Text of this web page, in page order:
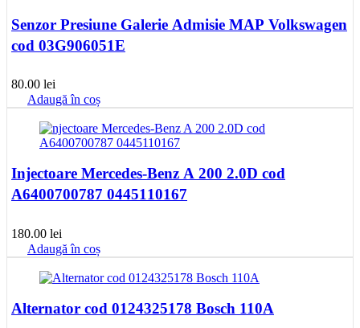
Senzor Presiune Galerie Admisie MAP Volkswagen
cod 03G906051E
80.00 lei
Adaugă în coș
Injectoare Mercedes-Benz A 200 2.0D cod
A6400700787 0445110167
180.00 lei
Adaugă în coș
Alternator cod 0124325178 Bosch 110A